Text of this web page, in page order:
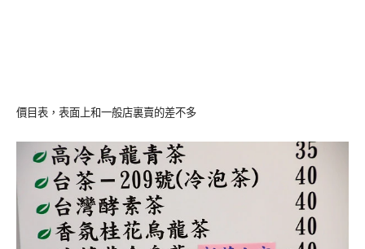
價目表，表面上和一般店裏賣的差不多